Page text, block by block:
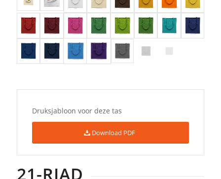
Druksjabloon voor deze tas
Download PDF
21-RIAD